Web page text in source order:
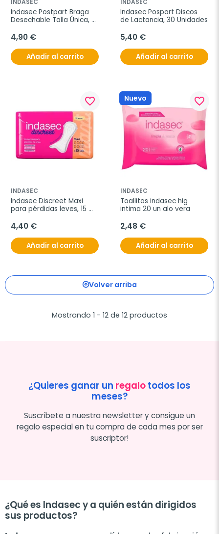
INDASEC
Indasec Postpart Braga
Desechable Talla Única, 4
4,90 €
Añadir al carrito
INDASEC
Indasec Pospart Discos
de Lactancia, 30 Unidades
5,40 €
Añadir al carrito
favorite_border
INDASEC
Indasec Discreet Maxi
para pérdidas leves, 15
4,40 €
Añadir al carrito
Nuevo favorite_border
INDASEC
Toallitas indasec hig
intima 20 un alo vera
2,48 €
Añadir al carrito
Volver arriba
Mostrando 1 - 12 de 12 productos
¿Quieres ganar un regalotodos los
meses?
Suscríbete a nuestra newsletter y consigue un
regalo especial en tu compra de cada mes por ser
suscriptor!
¿Qué es Indasec y a quién están dirigidos
sus productos?